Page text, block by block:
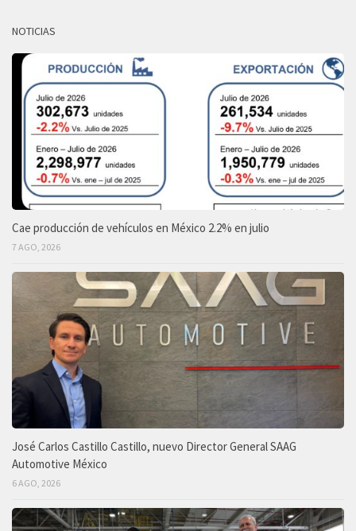
NOTICIAS
Cae producción de vehículos en México 2.2% en julio
7 AGO, 2026
José Carlos Castillo Castillo, nuevo Director General SAAG
Automotive México
6 AGO, 2026